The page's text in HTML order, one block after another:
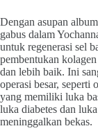
Dengan asupan
gabus dalam
untuk regenerasi sel
pembentukan
dan lebih baik. Ini
operasi besar, seperti
yang memiliki luka
luka diabetes dan
meninggalkan bekas.